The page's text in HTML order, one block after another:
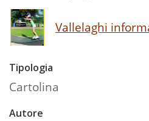
Vallelaghi
Tipologia
Cartolina
Autore